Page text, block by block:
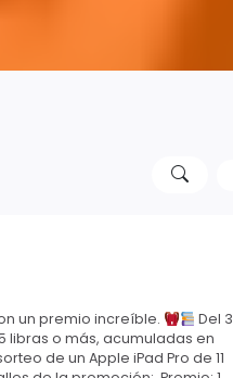
un premio increíble.
Del 3
libras o más, acumuladas en
de un Apple iPad Pro de 11